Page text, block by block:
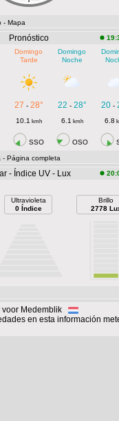
- Mapa
Pronóstico
Domingo
Tarde
Domingo
Noche
27 - 28° 22 - 28° 20-
10.1 kmh 6.1 kmh 6.8
SSO OSO
- Página completa
- Índice UV - Lux
Ultravioleta
0 Índice
Brillo
2778
Medemblik
en esta información